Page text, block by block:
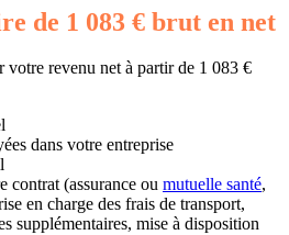
de 1 083 € brut en net
votre revenu net à partir de 1 083 €
dans votre entreprise
contrat (assurance ou mutuelle santé,
en charge des frais de transport,
supplémentaires, mise à disposition